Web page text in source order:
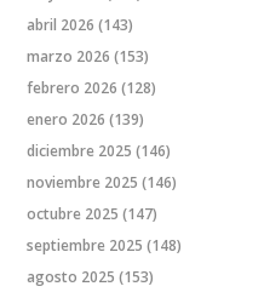
abril 2026 (143)
marzo 2026 (153)
febrero 2026 (128)
enero 2026 (139)
diciembre 2025 (146)
noviembre 2025 (146)
octubre 2025 (147)
septiembre 2025 (148)
agosto 2025 (153)